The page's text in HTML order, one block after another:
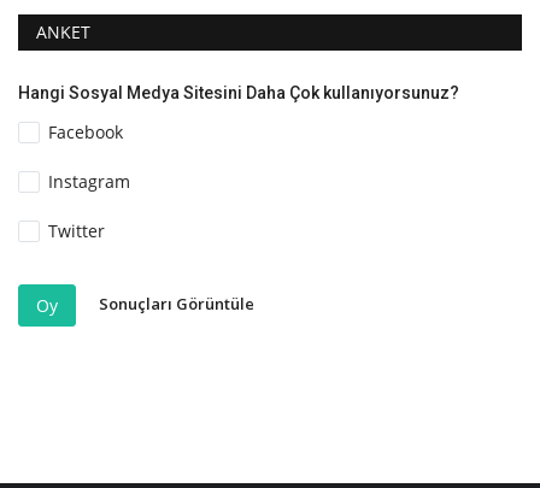
ANKET
Hangi Sosyal Medya Sitesini Daha Çok kullanıyorsunuz?
Facebook
Instagram
Twitter
Oy Sonuçları Görüntüle